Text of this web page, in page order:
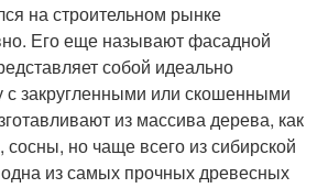
на строительном рынке
Его еще называют фасадной
собой идеально
с закругленными или скошенными
из массива дерева, как
сосны, но чаще всего из сибирской
из самых прочных древесных